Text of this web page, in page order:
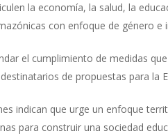
la economía, la salud, la
con enfoque de género e
el cumplimiento de medidas
de propuestas para la
indican que urge un enfoque
para construir una sociedad